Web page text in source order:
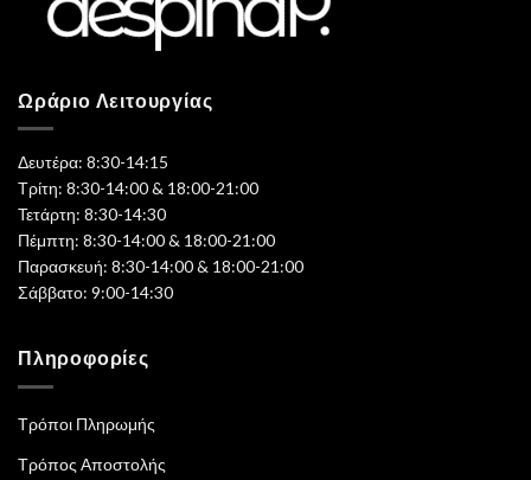
Ωράριο Λειτουργίας
Δευτέρα: 8:30-14:15
Τρίτη: 8:30-14:00 & 18:00-21:00
Τετάρτη: 8:30-14:30
Πέμπτη: 8:30-14:00 & 18:00-21:00
Παρασκευή: 8:30-14:00 & 18:00-21:00
Σάββατο: 9:00-14:30
Πληροφορίες
Τρόποι Πληρωμής
Τρόπος Αποστολής